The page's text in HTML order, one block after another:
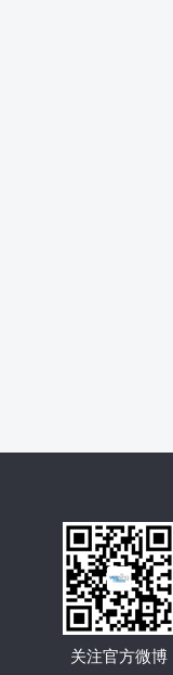
关注官方微博